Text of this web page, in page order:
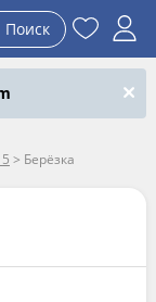
Поиск
> Берёзка